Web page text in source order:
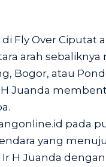
Fly Over Ciputat
arah
Bogor, atau
Juanda
pada
yang
H Juanda